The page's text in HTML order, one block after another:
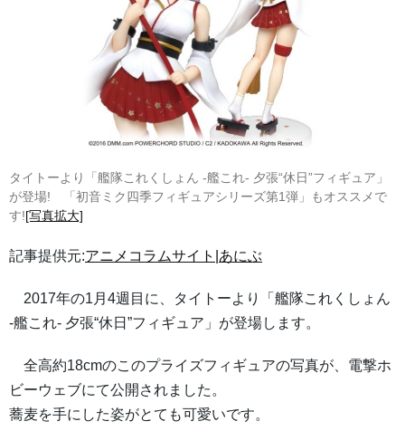
タイトーより「艦隊これくしょん -艦これ- 夕張“休日”フィギュア」
が登場! 「初音ミク四季フィギュアシリーズ第1弾」もオススメで
す![写真拡大]
記事提供元:アニメコラムサイト|あにぶ
2017年の1月4週目に、タイトーより「艦隊これくしょん
-艦これ- 夕張“休日”フィギュア」が登場します。
全高約18cmのこのプライズフィギュアの写真が、電撃ホ
ビーウェブにて公開されました。
蕎麦を手にした姿がとても可愛いです。